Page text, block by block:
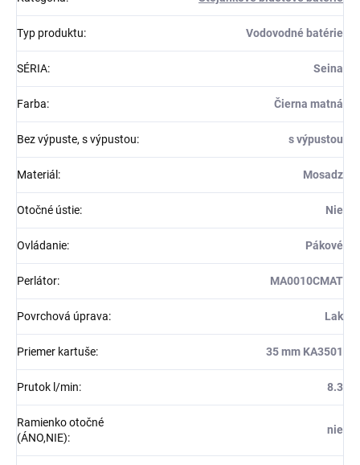
Typ produktu: Vodovodné batérie
SÉRIA: Seina
Farba: Čierna matná
Bez výpuste, s výpustou: s výpustou
Materiál : Mosadz
Otočné ústie: Nie
Ovládanie: Pákové
Perlátor: MA0010CMAT
Povrchová úprava: Lak
Priemer kartuše: 35 mm KA3501
Prutok l/min: 8.3
Ramienko otočné
(ÁNO,NIE):
nie